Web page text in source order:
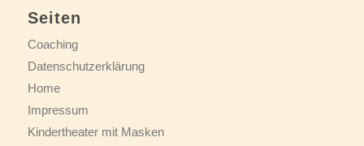
Seiten
Coaching
Datenschutzerklärung
Home
Impressum
Kindertheater mit Masken